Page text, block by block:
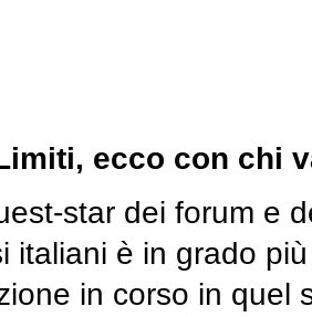
ecco con chi
star dei forum e
italiani è in grado
in corso in quel